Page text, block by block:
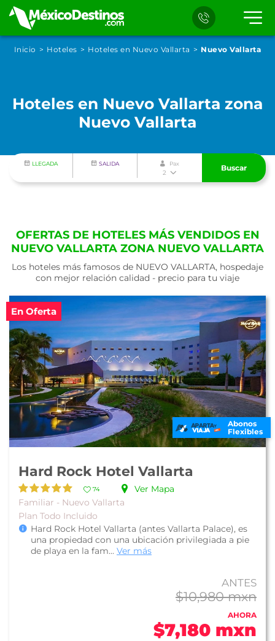
Inicio Hoteles Hoteles en Nuevo Vallarta Nuevo Vallarta
Hoteles en Nuevo Vallarta zona
Nuevo Vallarta
LLEGADA SALIDA Pax
2
Buscar
OFERTAS DE HOTELES MÁS VENDIDOS EN
NUEVO VALLARTA ZONA NUEVO VALLARTA
Los hoteles más famosos de NUEVO VALLARTA, hospedaje
con mejor relación calidad - precio para tu viaje
En Oferta
Abonos
Flexibles
Hard Rock Hotel Vallarta
74
Ver Mapa
Familiar - Nuevo Vallarta
Plan Todo Incluido
Hard Rock Hotel Vallarta (antes Vallarta Palace), es
una propiedad con una ubicación privilegiada a pie
de playa en la fam... Ver más
ANTES
$10,980 mxn
AHORA
$7,180 mxn